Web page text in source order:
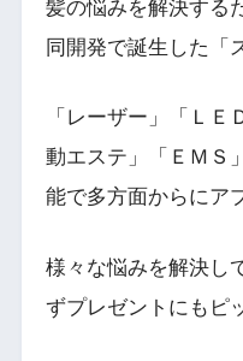
髪の悩みを解決する
同開発で誕生した「
「レーザー」「Ｌ
動エステ」「ＥＭＳ
能で多方面からにア
様々な悩みを解決し
ずプレゼントにもピ